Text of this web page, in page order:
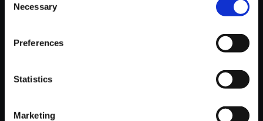
Selection
Necessary
Preferences
Statistics
Marketing
おすすめ商品